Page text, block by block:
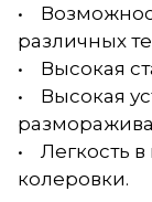
•
различных
• Высокая
• Высокая
• Легкость в
колеровки.